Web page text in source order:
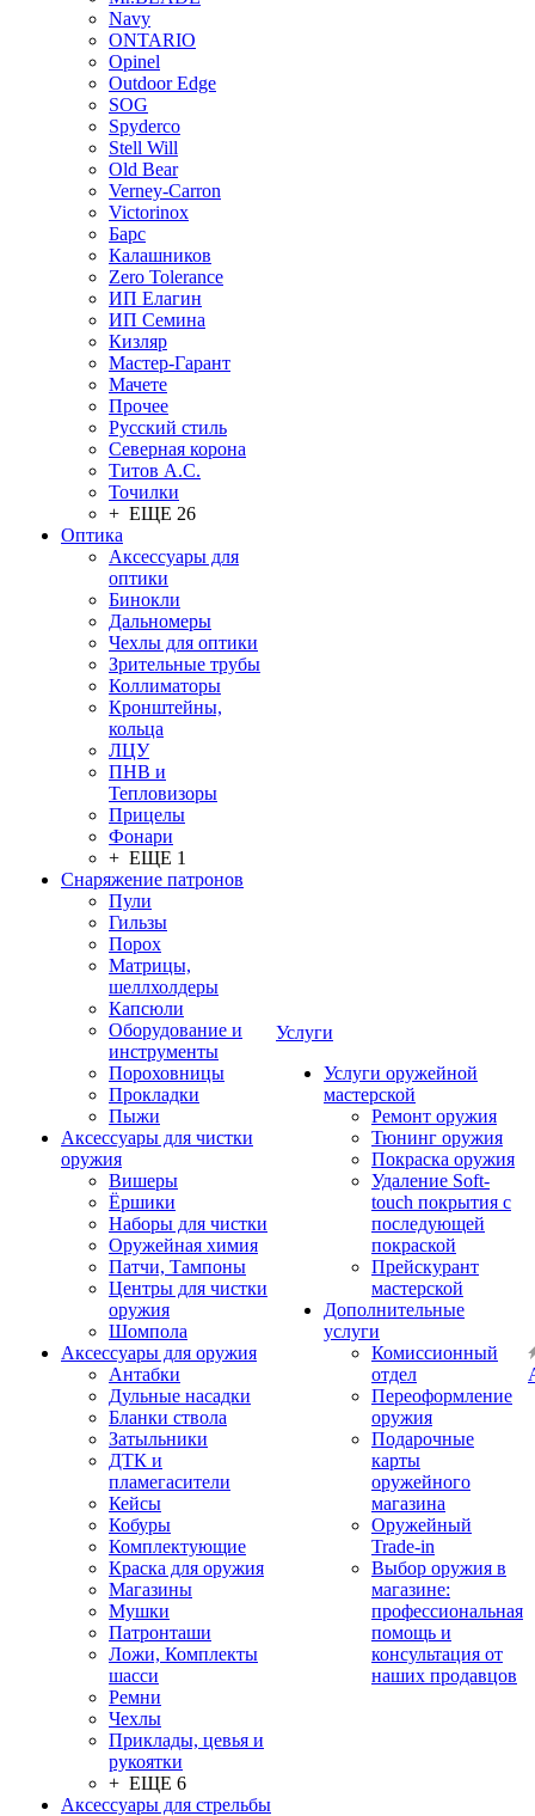
Navy
ONTARIO
Opinel
Outdoor Edge
SOG
Spyderco
Stell Will
Old Bear
Verney-Carron
Victorinox
Барс
Калашников
Zero Tolerance
ИП Елагин
ИП Семина
Кизляр
Мастер-Гарант
Мачете
Прочее
Русский стиль
Северная корона
Титов А.С.
Точилки
+ ЕЩЕ 26
Оптика
Аксессуары для
оптики
Бинокли
Дальномеры
Чехлы для оптики
Зрительные трубы
Коллиматоры
Кронштейны,
кольца
ЛЦУ
ПНВ и
Тепловизоры
Прицелы
Фонари
+ ЕЩЕ 1
Снаряжение патронов
Пули
Гильзы
Порох
Матрицы,
шеллхолдеры
Капсюли
Оборудование и
инструменты
Пороховницы
Прокладки
Пыжи
Аксессуары для чистки
оружия
Вишеры
Ёршики
Наборы для чистки
Оружейная химия
Патчи, Тампоны
Центры для чистки
оружия
Шомпола
Аксессуары для оружия
Антабки
Дульные насадки
Бланки ствола
Затыльники
ДТК и
пламегасители
Кейсы
Кобуры
Комплектующие
Краска для оружия
Магазины
Мушки
Патронташи
Ложи, Комплекты
шасси
Ремни
Чехлы
Приклады, цевья и
рукоятки
+ ЕЩЕ 6
Аксессуары для стрельбы
Услуги
Услуги оружейной
мастерской
Ремонт оружия
Тюнинг оружия
Покраска оружия
Удаление Soft-
touch покрытия с
последующей
покраской
Прейскурант
мастерской
Дополнительные
услуги
Комиссионный
отдел
Переоформление
оружия
Подарочные
карты
оружейного
магазина
Оружейный
Trade-in
Выбор оружия в
магазине:
профессиональная
помощь и
консультация от
наших продавцов